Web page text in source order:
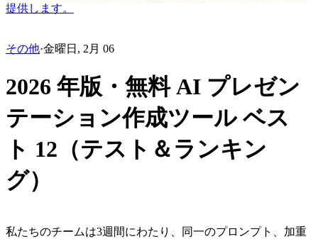
提供します。
その他·金曜日, 2月 06
2026 年版・無料 AI プレゼン
テーション作成ツール ベス
ト 12（テスト＆ランキン
グ）
私たちのチームは3週間にわたり、同一のプロンプト、加重